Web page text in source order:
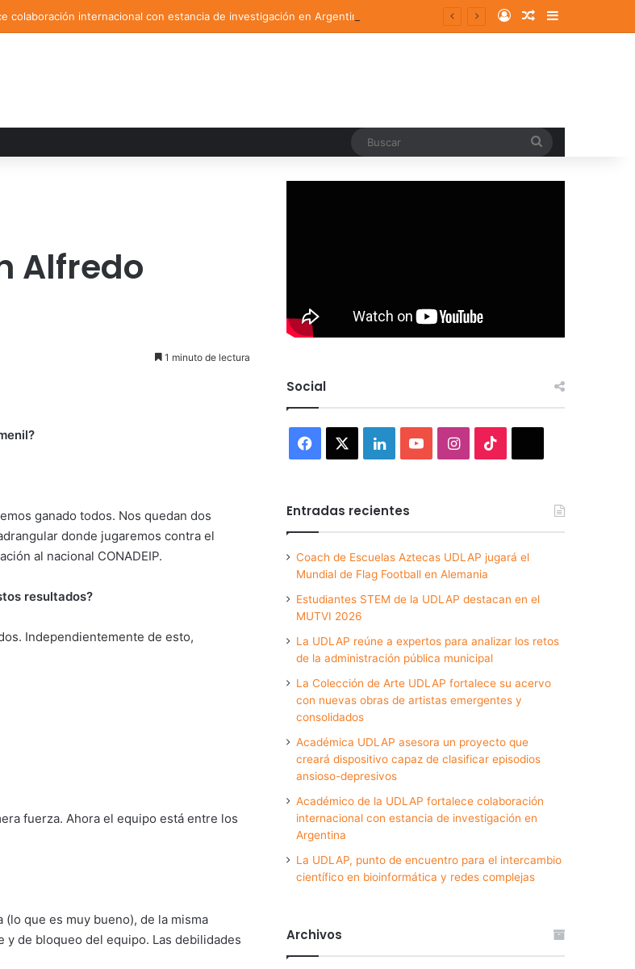
colaboración internacional con estancia de investigación en Argentina Log InRandom Article
Sidebar
Alfredo
1 minuto de lectura
ganado todos. Nos quedan dos
donde jugaremos contra el
al nacional CONADEIP.
resultados?
Independientemente de esto,
fuerza. Ahora el equipo está entre los
que es muy bueno), de la misma
y de bloqueo del equipo. Las debilidades
Social
Facebook LinkedInYouTubeInstagram
Entradas recientes
Coach de Escuelas Aztecas UDLAP jugará el
Mundial de Flag Football en Alemania
Estudiantes STEM de la UDLAP destacan en el
MUTVI 2026
La UDLAP reúne a expertos para analizar los retos
de la administración pública municipal
La Colección de Arte UDLAP fortalece su acervo
con nuevas obras de artistas emergentes y
consolidados
Académica UDLAP asesora un proyecto que
creará dispositivo capaz de clasificar episodios
ansioso-depresivos
Académico de la UDLAP fortalece colaboración
internacional con estancia de investigación en
Argentina
La UDLAP, punto de encuentro para el intercambio
científico en bioinformática y redes complejas
Archivos